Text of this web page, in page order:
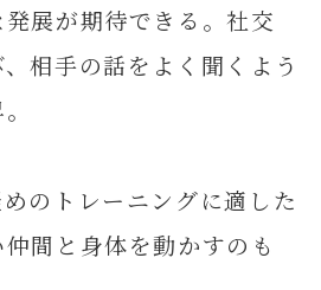
展が期待できる。社交
相手の話をよく聞くよう
のトレーニングに適した
間と身体を動かすのも